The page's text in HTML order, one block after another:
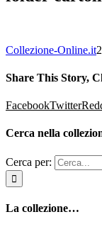
Collezione-Online.it
Share This Story,
FacebookTwitter
Cerca nella
Cerca per:
La collezione…